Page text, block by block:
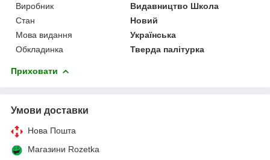
Виробник
Видавництво Школа
Стан
Новий
Мова видання
Українська
Обкладинка
Тверда палітурка
Приховати
Умови доставки
Нова Пошта
Магазини Rozetka